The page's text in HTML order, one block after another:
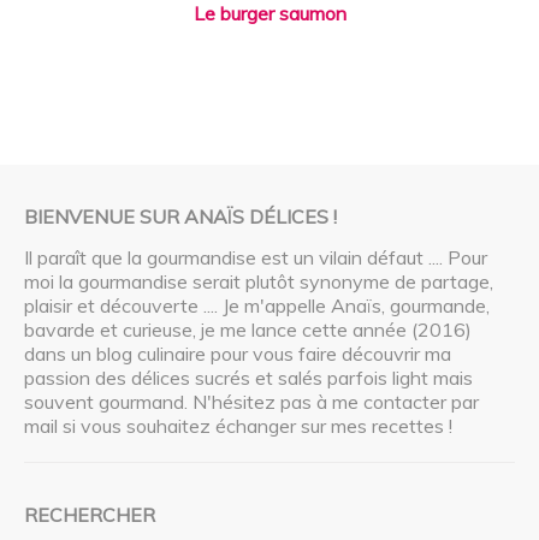
Le burger saumon
BIENVENUE SUR ANAÏS DÉLICES !
Il paraît que la gourmandise est un vilain défaut .... Pour
moi la gourmandise serait plutôt synonyme de partage,
plaisir et découverte .... Je m'appelle Anaïs, gourmande,
bavarde et curieuse, je me lance cette année (2016)
dans un blog culinaire pour vous faire découvrir ma
passion des délices sucrés et salés parfois light mais
souvent gourmand. N'hésitez pas à me contacter par
mail si vous souhaitez échanger sur mes recettes !
RECHERCHER